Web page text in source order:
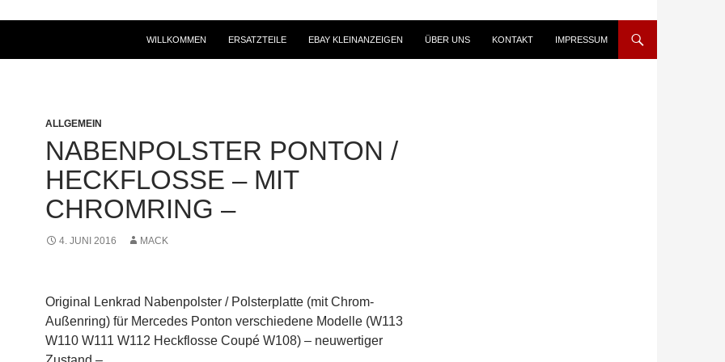
WILLKOMMEN ERSATZTEILE EBAY KLEINANZEIGEN ÜBER UNS KONTAKT IMPRESSUM
ALLGEMEIN
NABENPOLSTER PONTON /
HECKFLOSSE – MIT
CHROMRING –
4. JUNI 2016 MACK
Original Lenkrad Nabenpolster / Polsterplatte (mit Chrom-
Außenring) für Mercedes Ponton verschiedene Modelle (W113
W110 W111 W112 Heckflosse Coupé W108) – neuwertiger